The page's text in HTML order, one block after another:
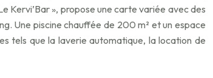
Kervi’Bar », propose une carte variée avec des
Une piscine chauffée de 200 m² et un espace
tels que la laverie automatique, la location de